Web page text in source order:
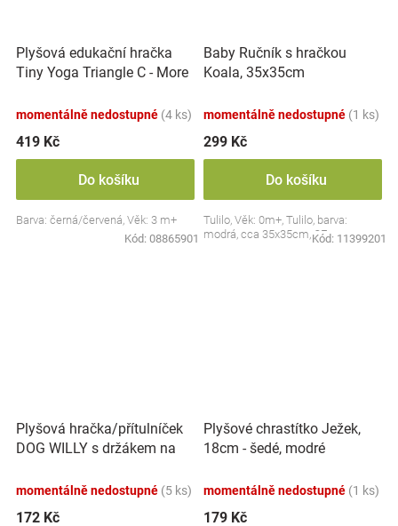
Plyšová edukační hračka
Tiny Yoga Triangle C - More
BabyOno
momentálně nedostupné (4 ks)
419 Kč
Do košíku
Barva: černá/červená, Věk: 3 m+
Kód: 08865901
Baby Ručník s hračkou
Koala, 35x35cm
momentálně nedostupné (1 ks)
299 Kč
Do košíku
Tulilo, Věk: 0m+, Tulilo, barva:
modrá, cca 35x35cm, CE
Kód: 11399201
Plyšová hračka/přítulníček
DOG WILLY s držákem na
momentálně nedostupné (5 ks)
172 Kč
Plyšové chrastítko Ježek,
18cm - šedé, modré
momentálně nedostupné (1 ks)
179 Kč